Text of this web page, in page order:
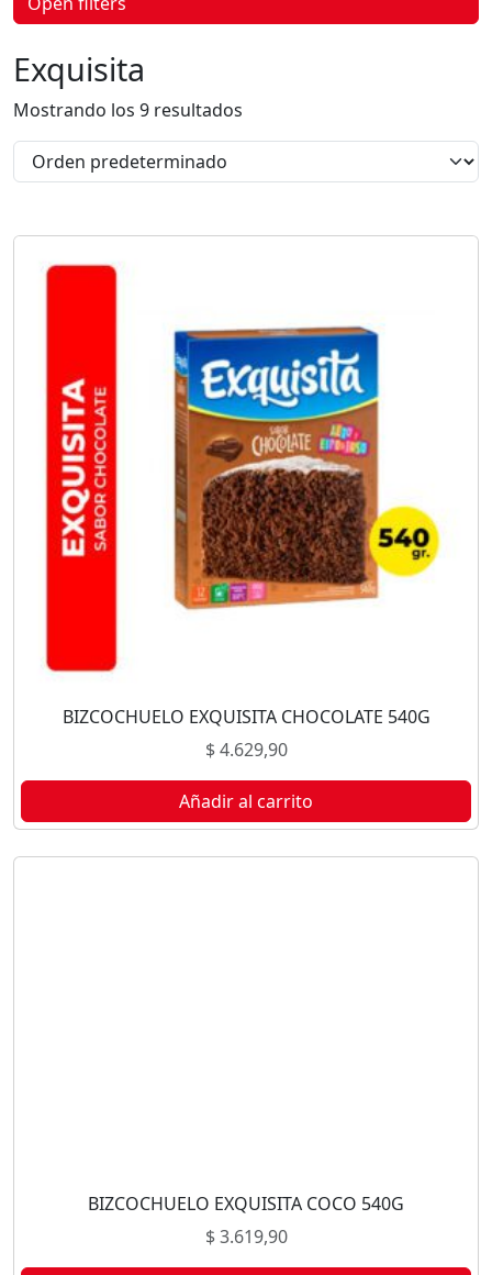
d
u
c
t
o
Exquisita
Mostrando los 9 resultados
BIZCOCHUELO EXQUISITA CHOCOLATE 540G
$4.629,90
Añadir al carrito
BIZCOCHUELO EXQUISITA COCO 540G
$3.619,90